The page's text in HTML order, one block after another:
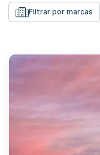
Filtrar por marcas